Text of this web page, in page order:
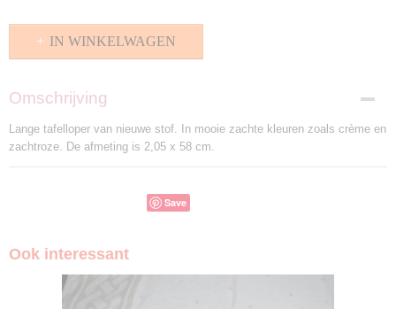
IN WINKELWAGEN
Omschrijving
Lange tafelloper van nieuwe stof. In mooie zachte kleuren zoals crème en
zachtroze. De afmeting is 2,05 x 58 cm.
Save
Ook interessant